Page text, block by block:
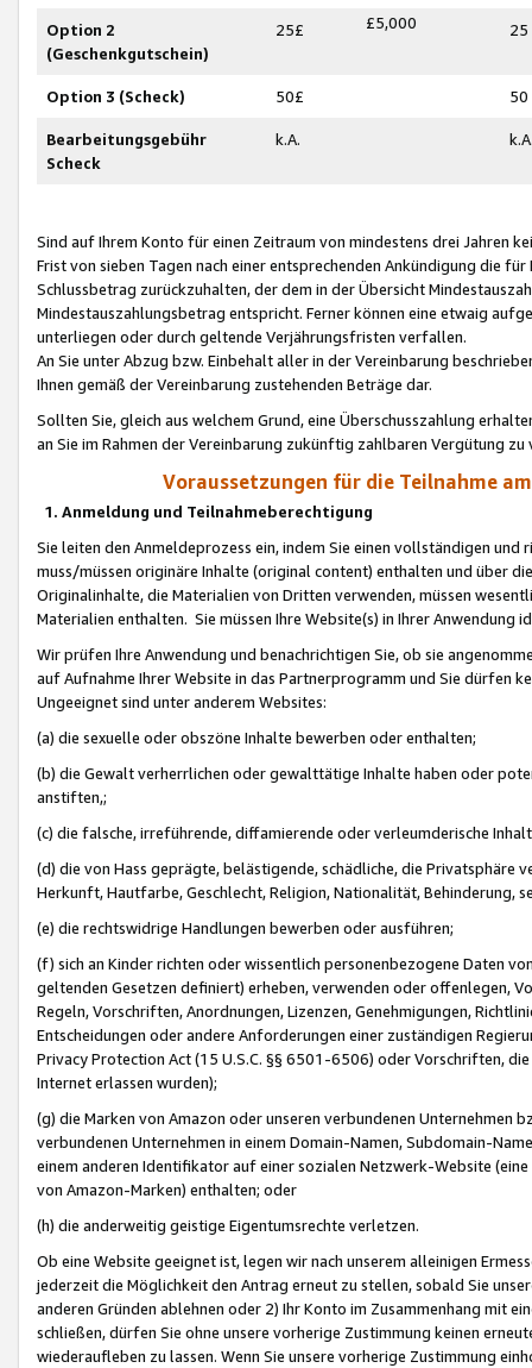
Option 2
(Geschenkgutschein)
25£ £5,000 25
Option 3 (Scheck) 50£ 50
Bearbeitungsgebühr
Scheck
k.A.
Sind auf Ihrem Konto für einen Zeitraum von mindestens drei Jahren
Frist von sieben Tagen nach einer entsprechenden Ankündigung die
Schlussbetrag zurückzuhalten, der dem in der Übersicht
Mindestauszahlungsbetrag entspricht. Ferner können eine etwaig
unterliegen oder durch geltende Verjährungsfristen verfallen.
An Sie unter Abzug bzw. Einbehalt aller in der Vereinbarung
Ihnen gemäß der Vereinbarung zustehenden Beträge dar.
Sollten Sie, gleich aus welchem Grund, eine Überschusszahlung
an Sie im Rahmen der Vereinbarung zukünftig zahlbaren Vergütung zu
Voraussetzungen für die Teilnahme
1. Anmeldung und Teilnahmeberechtigung
Sie leiten den Anmeldeprozess ein, indem Sie einen vollständigen
muss/müssen originäre Inhalte (original content) enthalten und über
Originalinhalte, die Materialien von Dritten verwenden, müssen
Materialien enthalten. Sie müssen Ihre Website(s) in Ihrer Anwendung
Wir prüfen Ihre Anwendung und benachrichtigen Sie, ob sie
auf Aufnahme Ihrer Website in das Partnerprogramm und Sie dürfen
Ungeeignet sind unter anderem Websites:
(a) die sexuelle oder obszöne Inhalte bewerben oder enthalten;
(b) die Gewalt verherrlichen oder gewalttätige Inhalte haben oder
anstiften,;
(c) die falsche, irreführende, diffamierende oder verleumderische
(d) die von Hass geprägte, belästigende, schädliche, die Privatsphäre
Herkunft, Hautfarbe, Geschlecht, Religion, Nationalität, Behinderung,
(e) die rechtswidrige Handlungen bewerben oder ausführen;
(f) sich an Kinder richten oder wissentlich personenbezogene Daten
geltenden Gesetzen definiert) erheben, verwenden oder offenlegen,
Regeln, Vorschriften, Anordnungen, Lizenzen, Genehmigungen,
Entscheidungen oder andere Anforderungen einer zuständigen
Privacy Protection Act (15 U.S.C. §§ 6501-6506) oder Vorschriften,
Internet erlassen wurden);
(g) die Marken von Amazon oder unseren verbundenen Unternehmen
verbundenen Unternehmen in einem Domain-Namen, Subdomain-
einem anderen Identifikator auf einer sozialen Netzwerk-Website
von Amazon-Marken) enthalten; oder
(h) die anderweitig geistige Eigentumsrechte verletzen.
Ob eine Website geeignet ist, legen wir nach unserem alleinigen
jederzeit die Möglichkeit den Antrag erneut zu stellen, sobald Sie
anderen Gründen ablehnen oder 2) Ihr Konto im Zusammenhang mit
schließen, dürfen Sie ohne unsere vorherige Zustimmung keinen
wiederaufleben zu lassen. Wenn Sie unsere vorherige Zustimmung